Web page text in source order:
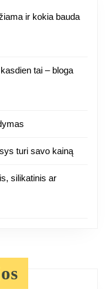
ir kokia bauda
tai – bloga
turi savo kainą
silikatinis ar